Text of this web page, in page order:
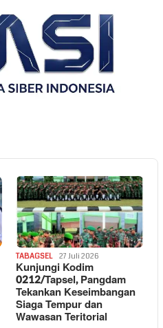
TABAGSEL 27 Juli 2026
Kunjungi Kodim
0212/Tapsel, Pangdam
Tekankan Keseimbangan
Siaga Tempur dan
Wawasan Teritorial